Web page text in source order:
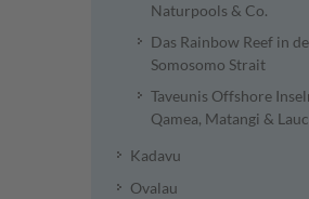
Naturpools & Co.
Das Rainbow Reef in
Somosomo Strait
Taveunis Offshore
Qamea, Matangi &
Kadavu
Ovalau